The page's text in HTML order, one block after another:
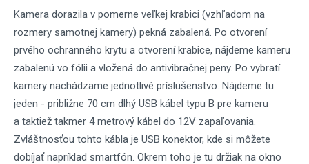
Kamera dorazila v pomerne veľkej krabici (vzhľadom na
rozmery samotnej kamery) pekná zabalená. Po otvorení
prvého ochranného krytu a otvorení krabice, nájdeme kameru
zabalenú vo fólii a vložená do antivibračnej peny. Po vybratí
kamery nachádzame jednotlivé príslušenstvo. Nájdeme tu
jeden - približne 70 cm dlhý USB kábel typu B pre kameru
a taktiež takmer 4 metrový kábel do 12V zapaľovania.
Zvláštnosťou tohto kábla je USB konektor, kde si môžete
dobíjať napríklad smartfón. Okrem toho je tu držiak na okno